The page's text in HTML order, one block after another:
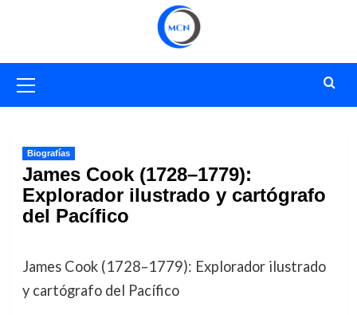
primario
Biografías
James Cook (1728–1779):
Explorador ilustrado y cartógrafo
del Pacífico
James Cook (1728–1779): Explorador ilustrado
y cartógrafo del Pacífico